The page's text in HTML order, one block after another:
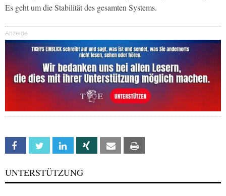
Es geht um die Stabilität des gesamten Systems.
Anzeige
Facebook Twitter Linkedin Xing Email
UNTERSTÜTZUNG